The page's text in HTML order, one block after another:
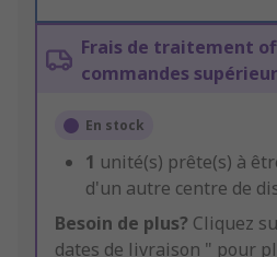
Frais de traitement
commandes
En stock
1 unité(s) prête(s) à
d'un autre centre de
Besoin de plus? Cliquez
dates de livraison " pour